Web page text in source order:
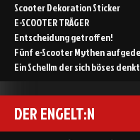
Scooter Dekoration Sticker
E-SCOOTER TRÄGER
Entscheidung getroffen!
Fünf e-Scooter Mythen
Ein Schellm der sich böses denkt
DER ENGELT:N